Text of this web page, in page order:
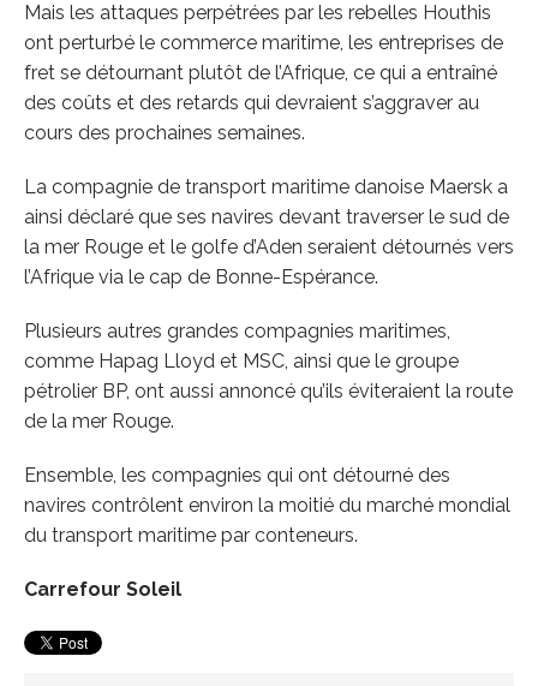
Mais les attaques perpétrées par les rebelles Houthis
ont perturbé le commerce maritime, les entreprises de
fret se détournant plutôt de l’Afrique, ce qui a entraîné
des coûts et des retards qui devraient s’aggraver au
cours des prochaines semaines.
La compagnie de transport maritime danoise Maersk a
ainsi déclaré que ses navires devant traverser le sud de
la mer Rouge et le golfe d’Aden seraient détournés vers
l’Afrique via le cap de Bonne-Espérance.
Plusieurs autres grandes compagnies maritimes,
comme Hapag Lloyd et MSC, ainsi que le groupe
pétrolier BP, ont aussi annoncé qu’ils éviteraient la route
de la mer Rouge.
Ensemble, les compagnies qui ont détourné des
navires contrôlent environ la moitié du marché mondial
du transport maritime par conteneurs.
Carrefour Soleil